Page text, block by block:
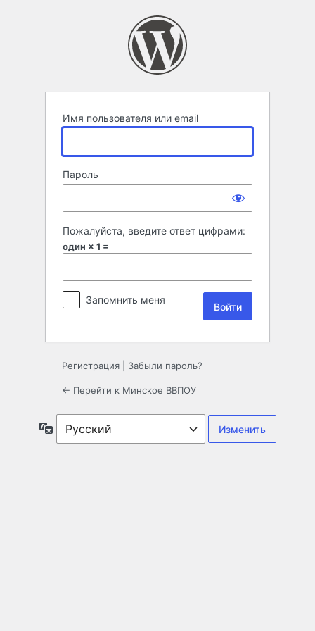
Имя пользователя или email
Пароль
Пожалуйста, введите ответ цифрами:
один × 1 =
Запомнить меня
Регистрация Забыли пароль?
← Перейти к Минское ВВПОУ
Язык